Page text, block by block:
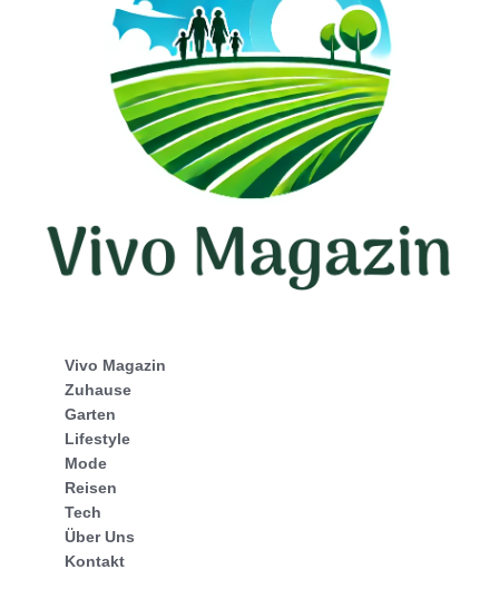
Vivo Magazin
Zuhause
Garten
Lifestyle
Mode
Reisen
Tech
Über Uns
Kontakt